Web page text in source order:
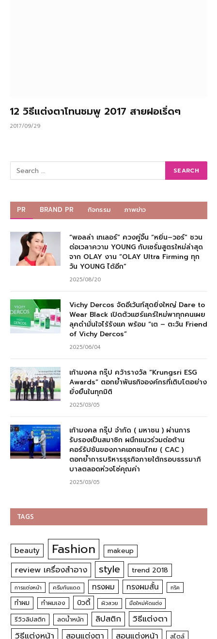
12 วิธีแต่งตาโทนชมพู 2017 สายฝอเริ่ดๆ
2017/09/29
PR BRAND PR กิจกรรม ภาพข่าว
“พอลล่า เทเลอร์” ควงคู่จิ้น “หยิ่น–วอร์” ชวน
ต่อเวลาความ YOUNG กับเซรั่มสูตรใหม่ล่าสุด
จาก OLAY งาน “OLAY Ultra Firming ทุก
วัน YOUNG ได้อีก”
2025/08/20
Vichy Dercos จัดอีเว้นท์สุดยิ่งใหญ่ Dare to
Wear Black เปิดตัวแฮร์แคร์ใหม่พาทุกคนเผย
ลุคดำมั่นใจไร้รังแค พร้อม “เต – ตะวัน Friend
of Vichy Dercos”
2025/06/04
เก้ามงคล กรุ๊ป คว้ารางวัล “Krungsri ESG
Awards” ตอกย้ำพันธกิจองค์กรที่เติบโตอย่าง
ยั่งยืนในทุกมิติ
2025/03/05
เก้ามงคล กรุ๊ป จำกัด ( มหาชน ) ผ่านการ
รับรองเป็นสมาชิก ผนึกแนวร่วมต่อต้าน
คอร์รัปชันของภาคเอกชนไทย ( CAC )
ตอกย้ำการบริหารธุรกิจภายใต้กรอบธรรมาภิ
บาลตลอดห่วงโซ่คุณค่า
2025/03/05
TAGS
beauty Fashion makeup
review เครื่องสำอาง style trend 2018
การแต่งหน้า ครีมกันแดด ทรงผม ทรงผมสั้น ทริค
ทำผม ทำผมเอง บิวตี้ ผิวสวย มือใหม่หัดแต่ง
รีวิวลิปสติก ลดน้ำหนัก ลิปสติก
วิธีแต่งตา
วิธีแต่งหน้า
สอนแต่งตา สอนแต่งหน้า สไตล์